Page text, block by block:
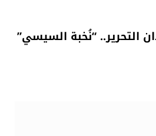
التحرير.. “نُخبة السيسي”